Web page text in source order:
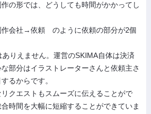
の形では、どうしても時間がかかってし
会社→依頼 のように依頼の部分が2個
ありえません。運営のSKIMA自体は決済
部分はイラストレーターさんと依頼主さ
るからです。
クエストもスムーズに伝えることがで
時間を大幅に短縮することができていま